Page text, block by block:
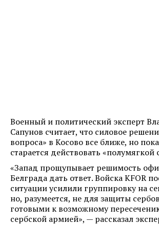
Военный и политический эксперт
Сапунов считает, что силовое
вопроса» в Косово все ближе, но
старается действовать «полумягкой
«Запад прощупывает решимость
Белграда дать ответ. Войска KFOR
ситуации усилили группировку на
но, разумеется, не для защиты
готовыми к возможному
сербской армией», — рассказал